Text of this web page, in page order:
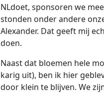
NLdoet, sponsoren we
stonden onder andere
Alexander. Dat geeft mij
doen.
Naast dat bloemen hele
karig uit), ben ik hier
door klein te blijven. We